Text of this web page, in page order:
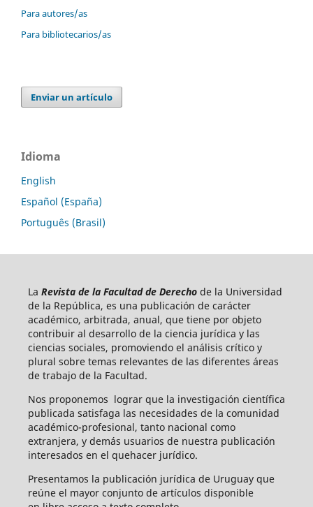
Para autores/as
Para bibliotecarios/as
Enviar un artículo
Idioma
English
Español (España)
Português (Brasil)
La Revista de la Facultad de Derecho de la Universidad
de la República, es una publicación de carácter
académico, arbitrada, anual, que tiene por objeto
contribuir al desarrollo de la ciencia jurídica y las
ciencias sociales, promoviendo el análisis crítico y
plural sobre temas relevantes de las diferentes áreas
de trabajo de la Facultad.
Nos proponemos lograr que la investigación científica
publicada satisfaga las necesidades de la comunidad
académico-profesional, tanto nacional como
extranjera, y demás usuarios de nuestra publicación
interesados en el quehacer jurídico.
Presentamos la publicación jurídica de Uruguay que
reúne el mayor conjunto de artículos disponible